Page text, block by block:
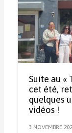
Suite au «
cet été,
quelques
vidéos !
3 NOVEMBRE